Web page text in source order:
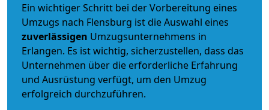
Ein wichtiger Schritt bei der Vorbereitung eines
Umzugs nach Flensburg ist die Auswahl eines
zuverlässigen Umzugsunternehmens in
Erlangen. Es ist wichtig, sicherzustellen, dass das
Unternehmen über die erforderliche Erfahrung
und Ausrüstung verfügt, um den Umzug
erfolgreich durchzuführen.